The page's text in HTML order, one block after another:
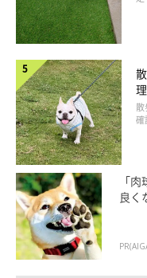
初めての景色に愛犬も興味津
その後、いよいよお散歩ス
広いドッグランもあるパ
まっすぐ歩くコースを、
のペースで歩きます。
元気いっぱい先導しなが
「
良く